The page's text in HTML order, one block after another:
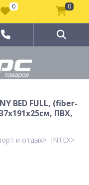
BED FULL, (fiber-
ПВХ,
и отдых INTEX
0 0